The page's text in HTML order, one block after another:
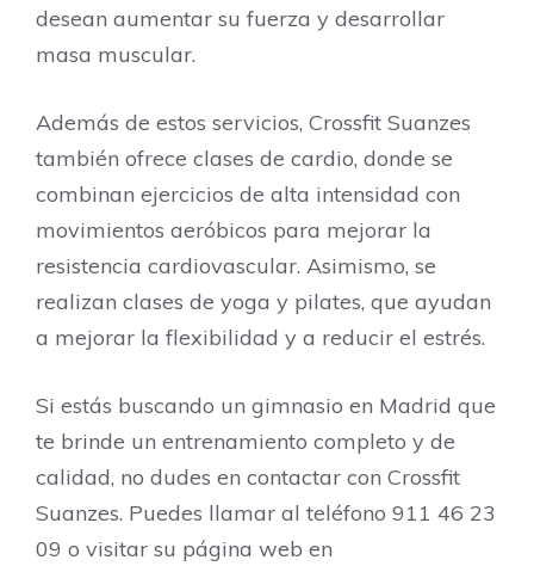
desean aumentar su fuerza y desarrollar
masa muscular.
Además de estos servicios, Crossfit Suanzes
también ofrece clases de cardio, donde se
combinan ejercicios de alta intensidad con
movimientos aeróbicos para mejorar la
resistencia cardiovascular. Asimismo, se
realizan clases de yoga y pilates, que ayudan
a mejorar la flexibilidad y a reducir el estrés.
Si estás buscando un gimnasio en Madrid que
te brinde un entrenamiento completo y de
calidad, no dudes en contactar con Crossfit
Suanzes. Puedes llamar al teléfono 911 46 23
09 o visitar su página web en